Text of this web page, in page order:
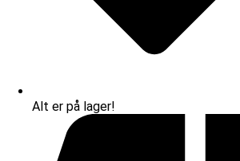
Alt er på lager!